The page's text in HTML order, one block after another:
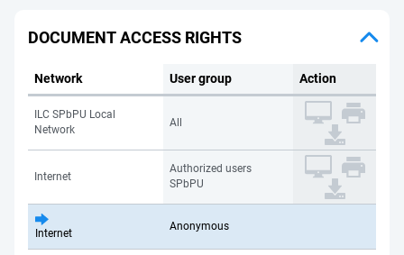
DOCUMENT ACCESS RIGHTS
Network User group Action
ILC SPbPU Local
Network
All
Internet
Authorized users
SPbPU
Internet
Anonymous